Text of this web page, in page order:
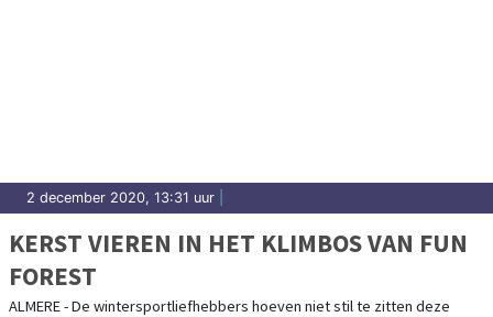
2 december 2020, 13:31 uur
KERST VIEREN IN HET KLIMBOS VAN FUN
FOREST
ALMERE - De wintersportliefhebbers hoeven niet stil te zitten deze